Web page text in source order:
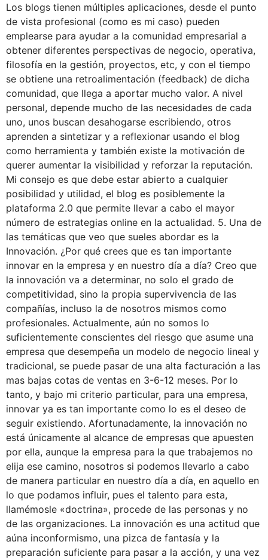
Los blogs tienen múltiples aplicaciones, desde el punto
de vista profesional (como es mi caso) pueden
emplearse para ayudar a la comunidad empresarial a
obtener diferentes perspectivas de negocio, operativa,
filosofía en la gestión, proyectos, etc, y con el tiempo
se obtiene una retroalimentación (feedback) de dicha
comunidad, que llega a aportar mucho valor. A nivel
personal, depende mucho de las necesidades de cada
uno, unos buscan desahogarse escribiendo, otros
aprenden a sintetizar y a reflexionar usando el blog
como herramienta y también existe la motivación de
querer aumentar la visibilidad y reforzar la reputación.
Mi consejo es que debe estar abierto a cualquier
posibilidad y utilidad, el blog es posiblemente la
plataforma 2.0 que permite llevar a cabo el mayor
número de estrategias online en la actualidad. 5. Una de
las temáticas que veo que sueles abordar es la
Innovación. ¿Por qué crees que es tan importante
innovar en la empresa y en nuestro día a día? Creo que
la innovación va a determinar, no solo el grado de
competitividad, sino la propia supervivencia de las
compañías, incluso la de nosotros mismos como
profesionales. Actualmente, aún no somos lo
suficientemente conscientes del riesgo que asume una
empresa que desempeña un modelo de negocio lineal y
tradicional, se puede pasar de una alta facturación a las
mas bajas cotas de ventas en 3-6-12 meses. Por lo
tanto, y bajo mi criterio particular, para una empresa,
innovar ya es tan importante como lo es el deseo de
seguir existiendo. Afortunadamente, la innovación no
está únicamente al alcance de empresas que apuesten
por ella, aunque la empresa para la que trabajemos no
elija ese camino, nosotros si podemos llevarlo a cabo
de manera particular en nuestro día a día, en aquello en
lo que podamos influir, pues el talento para esta,
llamémosle «doctrina», procede de las personas y no
de las organizaciones. La innovación es una actitud que
aúna inconformismo, una pizca de fantasía y la
preparación suficiente para pasar a la acción, y una vez